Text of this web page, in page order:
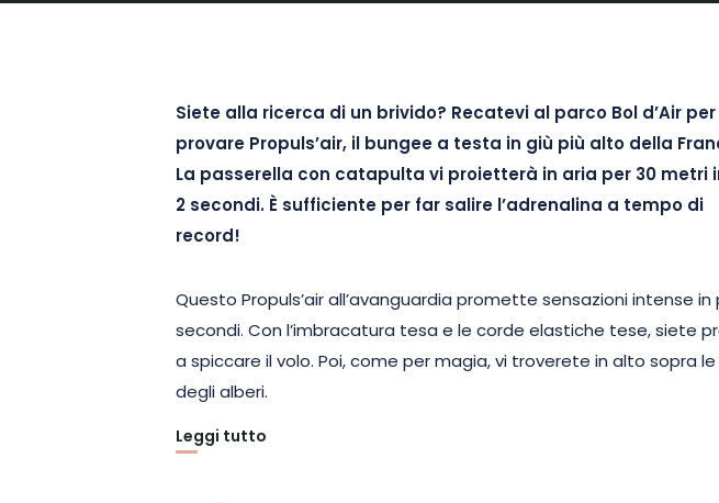
Siete alla ricerca di un brivido? Recatevi al parco Bol d’Air per
provare Propuls’air, il bungee a testa in giù più alto della
La passerella con catapulta vi proietterà in aria per 30 metri
2 secondi. È sufficiente per far salire l’adrenalina a tempo di
record!
Questo Propuls’air all’avanguardia promette sensazioni intense in
secondi. Con l’imbracatura tesa e le corde elastiche tese, siete
a spiccare il volo. Poi, come per magia, vi troverete in alto sopra
degli alberi.
Una volta in alto, godrete di un panorama eccezionale sulla valle di
Leggi tutto